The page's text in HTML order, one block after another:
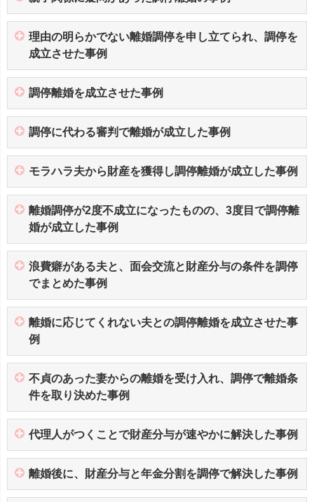
理由の明らかでない離婚調停を申し立てられ、調停を
成立させた事例
調停離婚を成立させた事例
調停に代わる審判で離婚が成立した事例
モラハラ夫から財産を獲得し調停離婚が成立した事例
離婚調停が2度不成立になったものの、3度目で調停離
婚が成立した事例
浪費癖がある夫と、面会交流と財産分与の条件を調停
でまとめた事例
離婚に応じてくれない夫との調停離婚を成立させた事
例
不貞のあった妻からの離婚を受け入れ、調停で離婚条
件を取り決めた事例
代理人がつくことで財産分与が速やかに解決した事例
離婚後に、財産分与と年金分割を調停で解決した事例